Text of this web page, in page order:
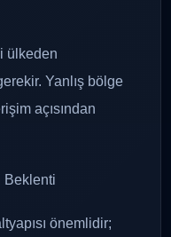
ülkeden
Yanlış bölge
açısından
Beklenti
önemlidir;